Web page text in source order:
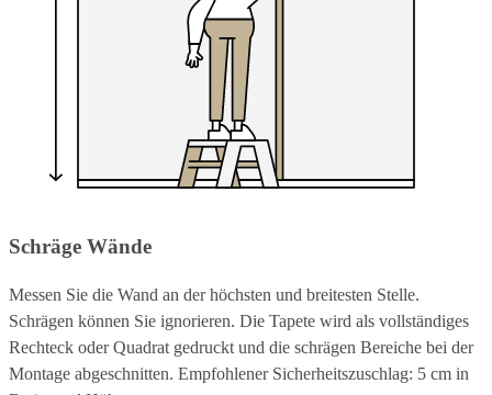
Schräge Wände
Messen Sie die Wand an der höchsten und breitesten Stelle.
Schrägen können Sie ignorieren. Die Tapete wird als vollständiges
Rechteck oder Quadrat gedruckt und die schrägen Bereiche bei der
Montage abgeschnitten. Empfohlener Sicherheitszuschlag: 5 cm in